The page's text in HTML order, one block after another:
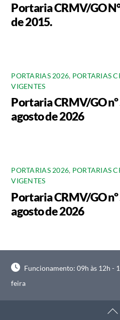
Portaria CRMV/GO
de 2015.
PORTARIAS 2026, PORTARIAS
VIGENTES
Portaria CRMV/GO
agosto de 2026
PORTARIAS 2026, PORTARIAS
VIGENTES
Portaria CRMV/GO
agosto de 2026
Funcionamento: 09h às 12h -
feira